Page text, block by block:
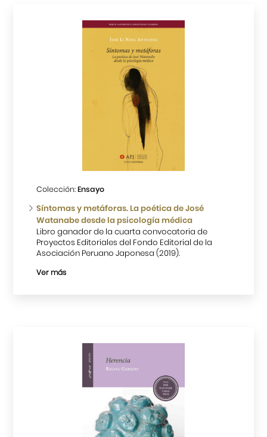
Colección:Ensayo
Síntomas y metáforas. La poética de José
Watanabe desde la psicología médica
Libro ganador de la cuarta convocatoria de
Proyectos Editoriales del Fondo Editorial de la
Asociación Peruano Japonesa (2019).
Ver más